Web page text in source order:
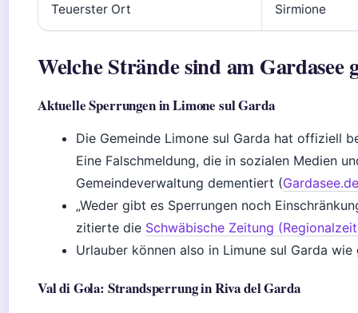
Teuerster Ort Sirmione
Welche Strände sind am Gardasee
Aktuelle Sperrungen in Limone sul Garda
Die Gemeinde Limone sul Garda hat offiziell
Eine Falschmeldung, die in sozialen Medien
Gemeindeverwaltung dementiert (
„Weder gibt es Sperrungen noch
zitierte die Schwäbische Zeitung
Urlauber können also in Limune sul Garda
Val di Gola: Strandsperrung in Riva del Garda